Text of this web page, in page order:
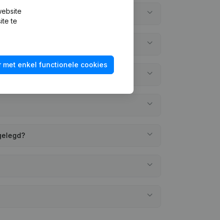
te
met enkel functionele cookies